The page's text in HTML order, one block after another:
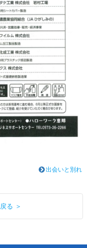
出会いと別れ
る ＞